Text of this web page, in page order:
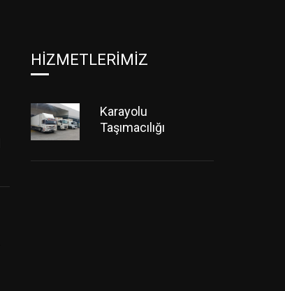
HIZMETLERIMIZ
Karayolu
Taşımacılığı